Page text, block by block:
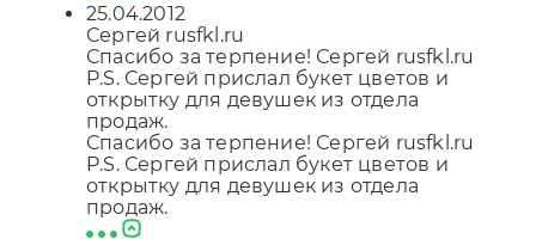
25.04.2012
Сергей rusfkl.ru
Спасибо за терпение! Сергей rusfkl.ru
P.S. Сергей прислал букет цветов и
открытку для девушек из отдела
продаж.
Спасибо за терпение! Сергей rusfkl.ru
P.S. Сергей прислал букет цветов и
открытку для девушек из отдела
продаж.